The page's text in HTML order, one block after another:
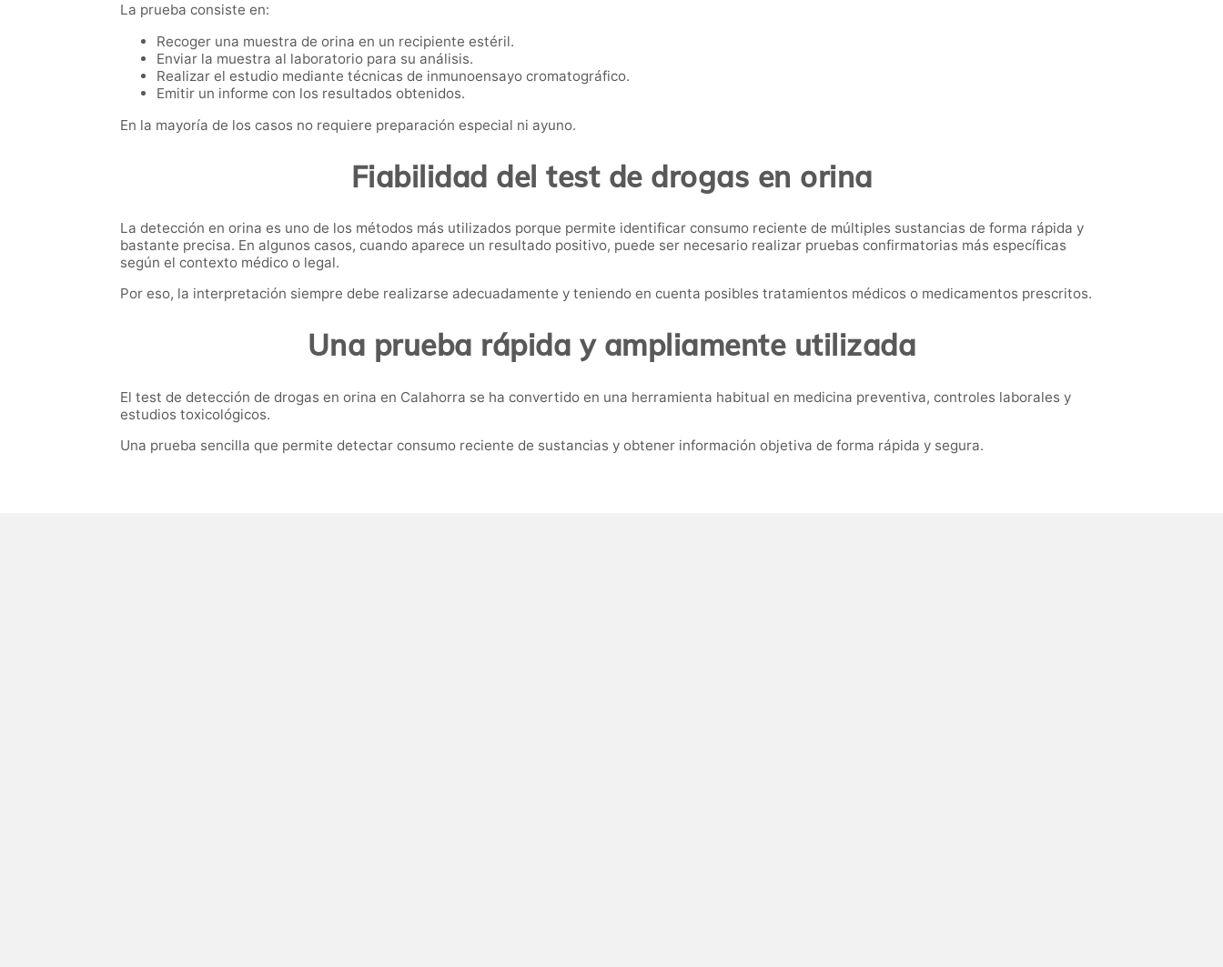
La prueba consiste en:
Recoger una muestra de orina en un recipiente estéril.
Enviar la muestra al laboratorio para su análisis.
Realizar el estudio mediante técnicas de inmunoensayo cromatográfico.
Emitir un informe con los resultados obtenidos.
En la mayoría de los casos no requiere preparación especial ni ayuno.
Fiabilidad del test de drogas en orina
La detección en orina es uno de los métodos más utilizados porque permite identificar consumo reciente de múltiples sustancias de forma rápida y
bastante precisa. En algunos casos, cuando aparece un resultado positivo, puede ser necesario realizar pruebas confirmatorias más específicas
según el contexto médico o legal.
Por eso, la interpretación siempre debe realizarse adecuadamente y teniendo en cuenta posibles tratamientos médicos o medicamentos prescritos.
Una prueba rápida y ampliamente utilizada
El test de detección de drogas en orina en Calahorra se ha convertido en una herramienta habitual en medicina preventiva, controles laborales y
estudios toxicológicos.
Una prueba sencilla que permite detectar consumo reciente de sustancias y obtener información objetiva de forma rápida y segura.